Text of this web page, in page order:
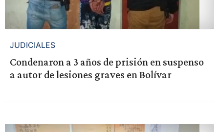
JUDICIALES
Condenaron a 3 años de prisión en suspenso
a autor de lesiones graves en Bolívar